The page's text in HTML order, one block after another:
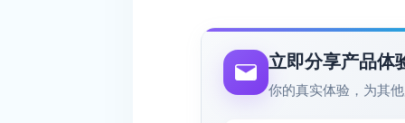
立即分享产品体
你的真实体验，为其